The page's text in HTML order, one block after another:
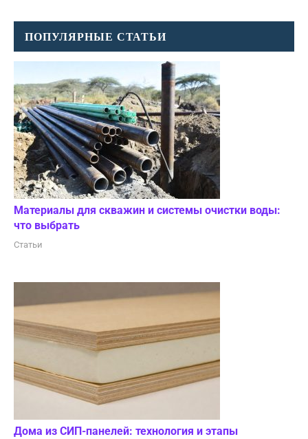
ПОПУЛЯРНЫЕ СТАТЬИ
Материалы для скважин и системы очистки воды:
что выбрать
Статьи
Дома из СИП-панелей: технология и этапы